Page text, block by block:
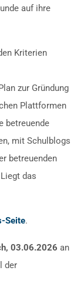
auf ihre
Kriterien
zur Gründung
Plattformen
betreuende
mit Schul­blogs
betreuenden
das
Seite.
03.06.2026 an
der